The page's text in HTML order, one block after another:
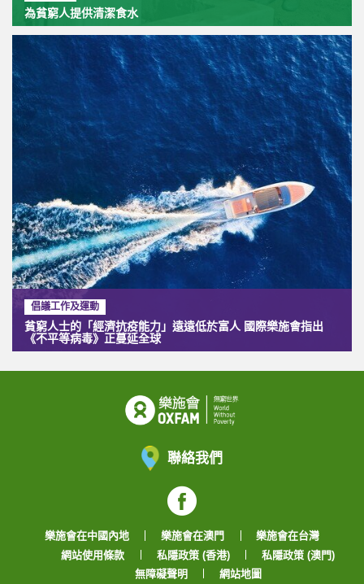
為貧窮人提供清潔食水
倡議工作及運動
貧窮人士的「經濟抗疫能力」遠遠低於富人 國際樂施會指出
《不平等病毒》正蔓延全球
聯絡我們
Facebook
樂施會在中國內地 樂施會在澳門
樂施會在台灣
網站使用條款
私隱政策 (香港)
私隱政策 (澳門)
無障礙聲明
網站地圖